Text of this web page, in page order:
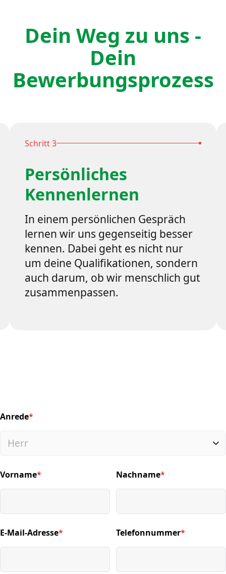
Dein Weg zu uns -
Dein
Bewerbungsprozess
Schritt 3
Persönliches
Kennenlernen
In einem persönlichen Gespräch
lernen wir uns gegenseitig besser
kennen. Dabei geht es nicht nur
um deine Qualifikationen, sondern
auch darum, ob wir menschlich gut
zusammenpassen.
Anrede*
(required)
Vorname*
(required) Nachname*
(required)
E-Mail-Adresse*
(required) Telefonnummer*
(required)